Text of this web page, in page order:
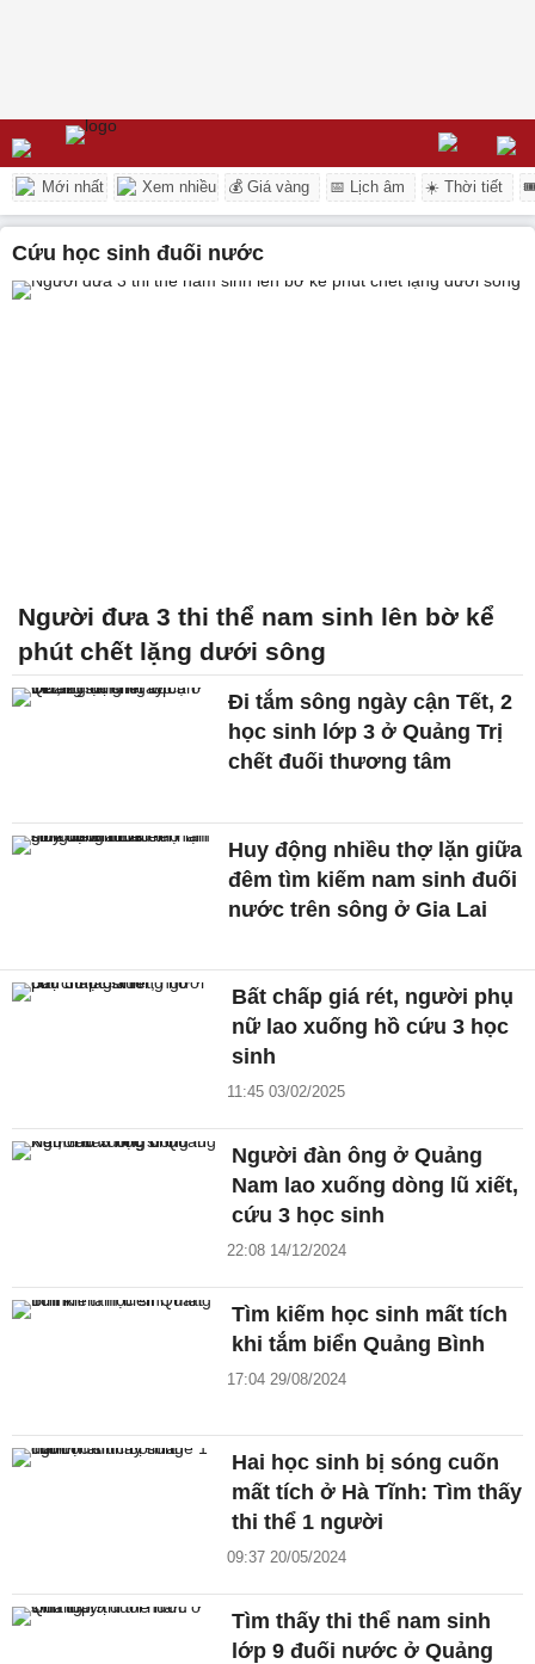
Mới nhất Xem nhiều 💰 Giá vàng 📅 Lịch âm ☀️ Thời tiết
cứu học sinh đuối nước
Người đưa 3 thi thể nam sinh lên bờ kể
phút chết lặng dưới sông
Đi tắm sông ngày cận Tết, 2
học sinh lớp 3 ở Quảng Trị
chết đuối thương tâm
Huy động nhiều thợ lặn giữa
đêm tìm kiếm nam sinh đuối
nước trên sông ở Gia Lai
Bất chấp giá rét, người phụ
nữ lao xuống hồ cứu 3 học
sinh
11:45 03/02/2025
Người đàn ông ở Quảng
Nam lao xuống dòng lũ xiết,
cứu 3 học sinh
22:08 14/12/2024
Tìm kiếm học sinh mất tích
khi tắm biển Quảng Bình
17:04 29/08/2024
Hai học sinh bị sóng cuốn
mất tích ở Hà Tĩnh: Tìm thấy
thi thể 1 người
09:37 20/05/2024
Tìm thấy thi thể nam sinh
lớp 9 đuối nước ở Quảng